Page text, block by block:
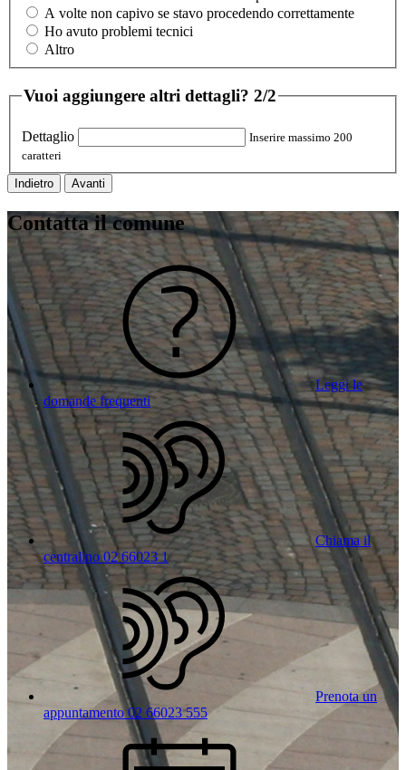
A volte non capivo se stavo procedendo correttamente
Ho avuto problemi tecnici
Altro
Vuoi aggiungere altri dettagli? 2/2
Dettaglio
Inserire massimo 200
caratteri
Indietro Avanti
Contatta il comune
Leggi le
domande frequenti
Chiama il
centralino 02 66023 1
Prenota un
appuntamento 02 66023 555